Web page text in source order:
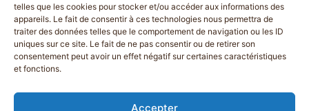
telles que les cookies pour stocker et/ou accéder aux informations des
appareils. Le fait de consentir à ces technologies nous permettra de
traiter des données telles que le comportement de navigation ou les ID
uniques sur ce site. Le fait de ne pas consentir ou de retirer son
consentement peut avoir un effet négatif sur certaines caractéristiques
et fonctions.
Accepter